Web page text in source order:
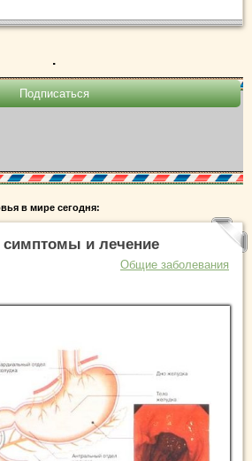
.
в мире сегодня:
и лечение
Общие заболевания